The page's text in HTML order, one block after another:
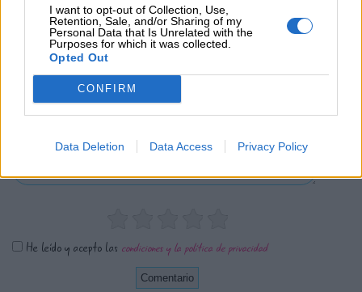
I want to opt-out of Collection, Use,
Retention, Sale, and/or Sharing of my
Personal Data that Is Unrelated with the
Purposes for which it was collected.
Opted Out
CONFIRM
Data Deletion Data Access Privacy Policy
¿Qué te ha parecido? Comparte tu opinión:
Sólo los usuarios registrados pueden escribir comentarios
He leído y acepto las condiciones y la política de privacidad